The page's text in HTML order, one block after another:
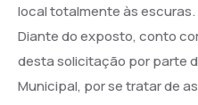
local totalmente às escuras.
Diante do exposto, conto
desta solicitação por parte
Municipal, por se tratar de